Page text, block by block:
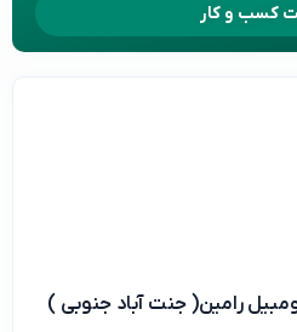
کسب و کار
رامین( جنت آباد جنوبی )